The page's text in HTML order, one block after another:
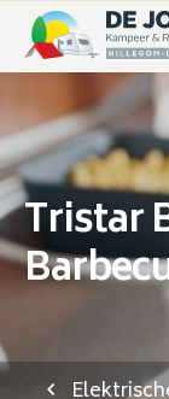
Tristar